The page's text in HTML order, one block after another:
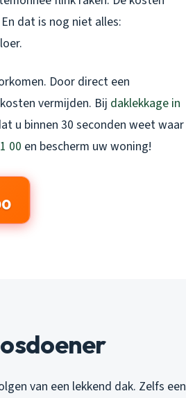
dat is nog niet alles:
Door direct een
vermijden. Bij daklekkage in
u binnen 30 seconden weet waar
00 en bescherm uw woning!
van een lekkend dak. Zelfs een